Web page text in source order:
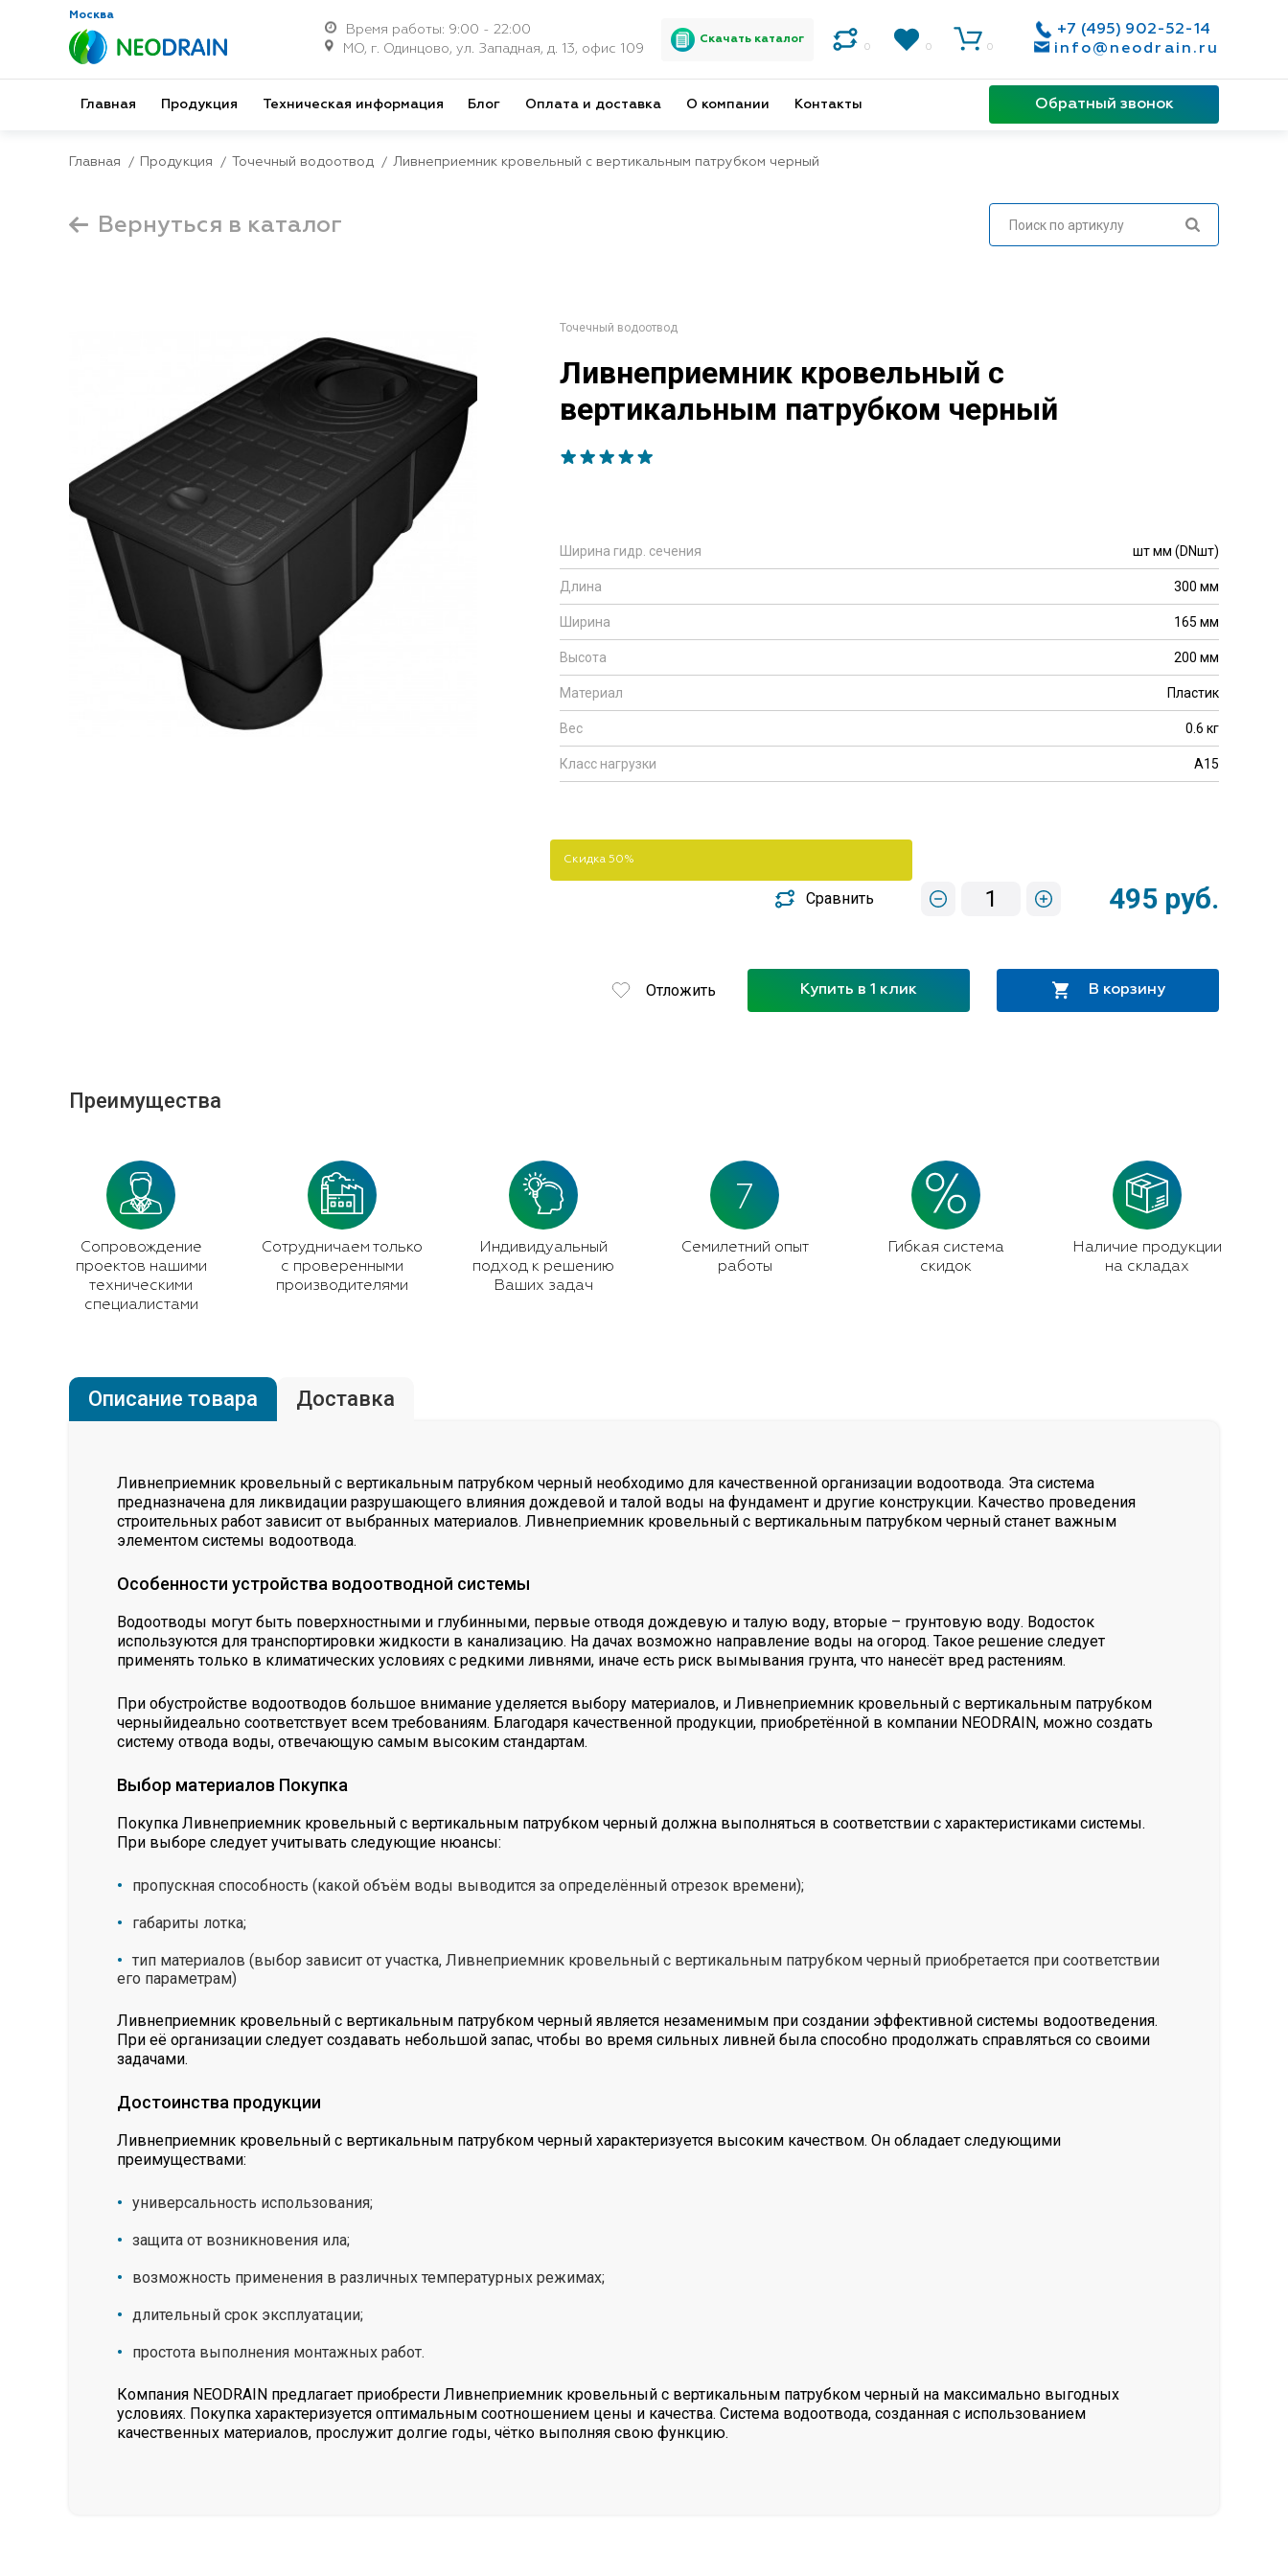
Москва
Время работы: 9:00 - 22:00
МО, г. Одинцово, ул. Западная, д. 13, офис 109
Скачать каталог
0 0 0
+7 (495) 902-52-14
info@neodrain.ru
Главная Продукция Техническая информация Блог Оплата и доставка О компании Контакты Обратный звонок
Главная Продукция Точечный водоотвод Ливнеприемник кровельный с вертикальным патрубком черный
Вернуться в каталог
Точечный водоотвод
Ливнеприемник кровельный с
вертикальным патрубком черный
Ширина гидр. сечения шт мм (DNшт)
Длина 300 мм
Ширина 165 мм
Высота 200 мм
Материал Пластик
Вес 0.6 кг
Класс нагрузки A15
Скидка 50%
Сравнить 1 495 руб.
Отложить Купить в 1 клик В корзину
Преимущества
Сопровождение
проектов нашими
техническими
специалистами
Сотрудничаем только
с проверенными
производителями
Индивидуальный
подход к решению
Ваших задач
7
Семилетний опыт
работы
Гибкая система
скидок
Наличие продукции
на складах
Описание товара Доставка
Ливнеприемник кровельный с вертикальным патрубком черный необходимо для качественной организации водоотвода. Эта система
предназначена для ликвидации разрушающего влияния дождевой и талой воды на фундамент и другие конструкции. Качество проведения
строительных работ зависит от выбранных материалов. Ливнеприемник кровельный с вертикальным патрубком черный станет важным
элементом системы водоотвода.
Особенности устройства водоотводной системы
Водоотводы могут быть поверхностными и глубинными, первые отводя дождевую и талую воду, вторые – грунтовую воду. Водосток
используются для транспортировки жидкости в канализацию. На дачах возможно направление воды на огород. Такое решение следует
применять только в климатических условиях с редкими ливнями, иначе есть риск вымывания грунта, что нанесёт вред растениям.
При обустройстве водоотводов большое внимание уделяется выбору материалов, и Ливнеприемник кровельный с вертикальным патрубком
черныйидеально соответствует всем требованиям. Благодаря качественной продукции, приобретённой в компании NEODRAIN, можно создать
систему отвода воды, отвечающую самым высоким стандартам.
Выбор материалов Покупка
Покупка Ливнеприемник кровельный с вертикальным патрубком черный должна выполняться в соответствии с характеристиками системы.
При выборе следует учитывать следующие нюансы:
пропускная способность (какой объём воды выводится за определённый отрезок времени);
габариты лотка;
тип материалов (выбор зависит от участка, Ливнеприемник кровельный с вертикальным патрубком черный приобретается при соответствии
его параметрам)
Ливнеприемник кровельный с вертикальным патрубком черный является незаменимым при создании эффективной системы водоотведения.
При её организации следует создавать небольшой запас, чтобы во время сильных ливней была способно продолжать справляться со своими
задачами.
Достоинства продукции
Ливнеприемник кровельный с вертикальным патрубком черный характеризуется высоким качеством. Он обладает следующими
преимуществами:
универсальность использования;
защита от возникновения ила;
возможность применения в различных температурных режимах;
длительный срок эксплуатации;
простота выполнения монтажных работ.
Компания NEODRAIN предлагает приобрести Ливнеприемник кровельный с вертикальным патрубком черный на максимально выгодных
условиях. Покупка характеризуется оптимальным соотношением цены и качества. Система водоотвода, созданная с использованием
качественных материалов, прослужит долгие годы, чётко выполняя свою функцию.